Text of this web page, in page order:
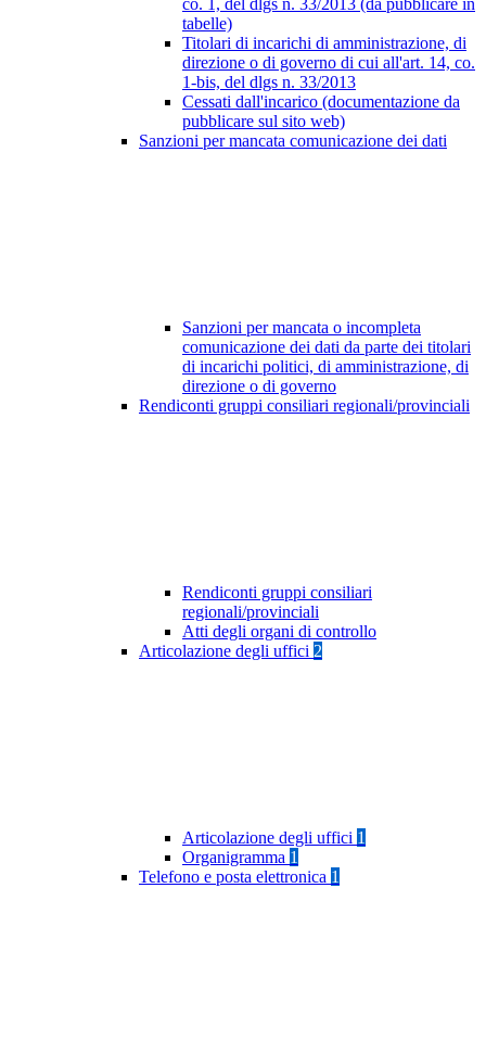
co. 1, del dlgs n. 33/2013 (da pubblicare in
tabelle)
Titolari di incarichi di amministrazione, di
direzione o di governo di cui all'art. 14, co.
1-bis, del dlgs n. 33/2013
Cessati dall'incarico (documentazione da
pubblicare sul sito web)
Sanzioni per mancata comunicazione dei dati
Sanzioni per mancata o incompleta
comunicazione dei dati da parte dei titolari
di incarichi politici, di amministrazione, di
direzione o di governo
Rendiconti gruppi consiliari regionali/provinciali
Rendiconti gruppi consiliari
regionali/provinciali
Atti degli organi di controllo
Articolazione degli uffici 2
Articolazione degli uffici 1
Organigramma 1
Telefono e posta elettronica 1